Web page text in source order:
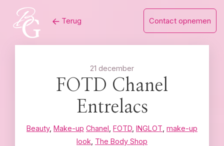
content
Terug Contact opnemen
21 december
FOTD Chanel
Entrelacs
Beauty, Make-up Chanel FOTD INGLOT make-up
look The Body Shop